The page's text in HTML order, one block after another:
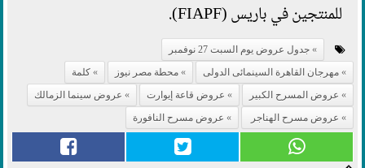
للمنتجين في باريس (FIAPF).
جدول عروض يوم السبت 27 نوفمبر
مهرجان القاهرة السينمائى الدولى
محطة مصر نيوز
كلمة
عروض المسرح الكبير
عروض قاعة إيوارت
عروض سينما الزمالك
عروض مسرح الهناجر
عروض مسرح النافورة